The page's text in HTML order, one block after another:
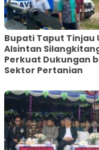
Bupati Taput Tinjau
Alsintan
Perkuat Dukungan
Sektor Pertanian